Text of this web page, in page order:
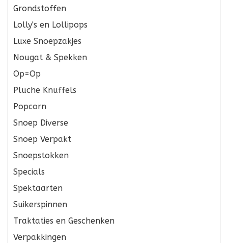
Grondstoffen
Lolly's en Lollipops
Luxe Snoepzakjes
Nougat & Spekken
Op=Op
Pluche Knuffels
Popcorn
Snoep Diverse
Snoep Verpakt
Snoepstokken
Specials
Spektaarten
Suikerspinnen
Traktaties en Geschenken
Verpakkingen